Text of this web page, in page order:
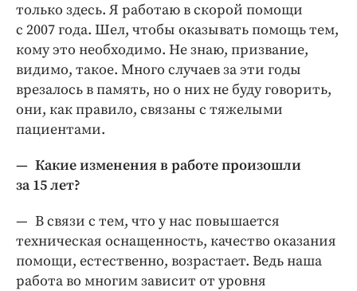
только здесь. Я работаю в скорой помощи
с 2007 года. Шел, чтобы оказывать помощь тем,
кому это необходимо. Не знаю, призвание,
видимо, такое. Много случаев за эти годы
врезалось в память, но о них не буду говорить,
они, как правило, связаны с тяжелыми
пациентами.
— Какие изменения в работе произошли
за 15 лет?
— В связи с тем, что у нас повышается
техническая оснащенность, качество оказания
помощи, естественно, возрастает. Ведь наша
работа во многим зависит от уровня